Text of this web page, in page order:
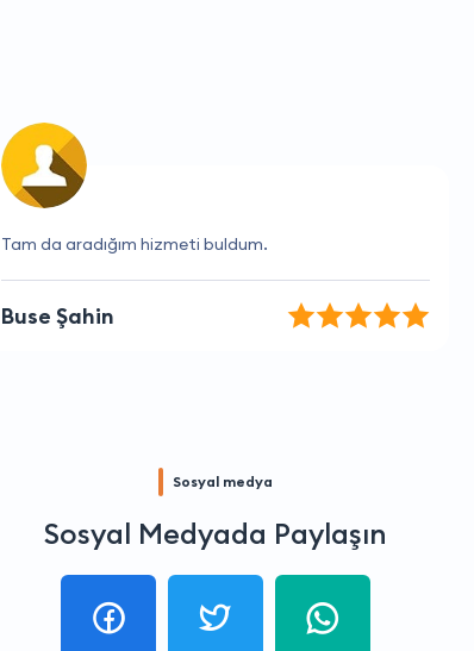
Güvenilir, hızlı ve verimli bir hizmet.
İrem Şen
Sosyal medya
Sosyal Medyada Paylaşın